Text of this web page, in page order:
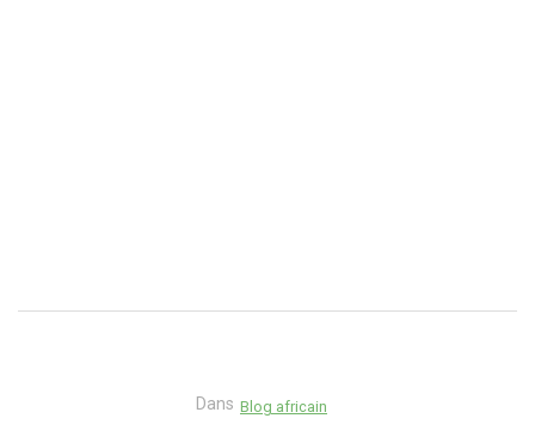
Dans Blog africain